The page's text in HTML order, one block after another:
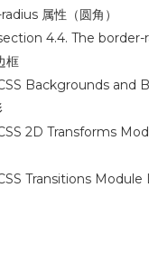
属性（圆角）
4.4. The
框
Backgrounds and
2D Transforms
Transitions